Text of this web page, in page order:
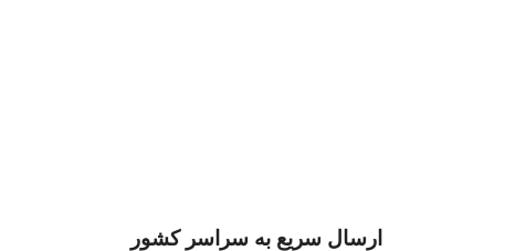
ارسال سریع به سراسر کشور